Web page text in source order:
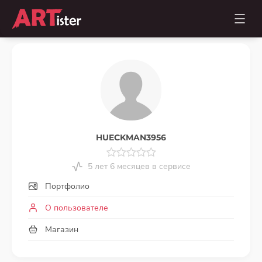
HUECKMAN3956
5 лет 6 месяцев в сервисе
Портфолио
О пользователе
Магазин